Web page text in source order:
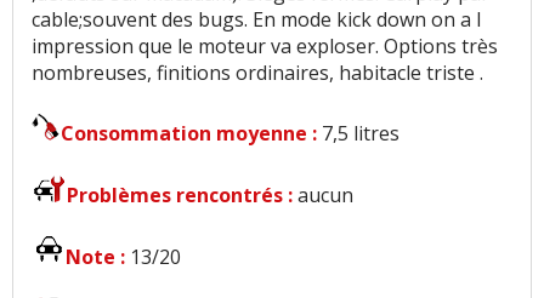
cable;souvent des bugs. En mode kick down on a l
impression que le moteur va exploser. Options très
nombreuses, finitions ordinaires, habitacle triste .
Consommation moyenne : 7,5 litres
Problèmes rencontrés :aucun
Note : 13/20